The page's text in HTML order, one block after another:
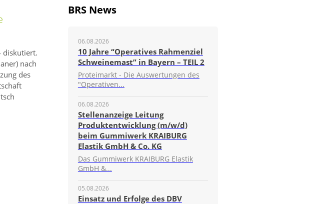
BRS News
06.08.2026
10 Jahre “Operatives Rahmenziel
Schweinemast” in Bayern – TEIL 2
Proteimarkt - Die Auswertungen des
"Operativen...
06.08.2026
Stellenanzeige Leitung
Produktentwicklung (m/w/d)
beim Gummiwerk KRAIBURG
Elastik GmbH & Co. KG
Das Gummiwerk KRAIBURG Elastik
GmbH &...
05.08.2026
Einsatz und Erfolge des DBV
diskutiert.
nach
des